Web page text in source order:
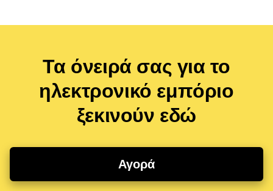
Τα όνειρά σας για το
ηλεκτρονικό εμπόριο
ξεκινούν εδώ
Αγορά